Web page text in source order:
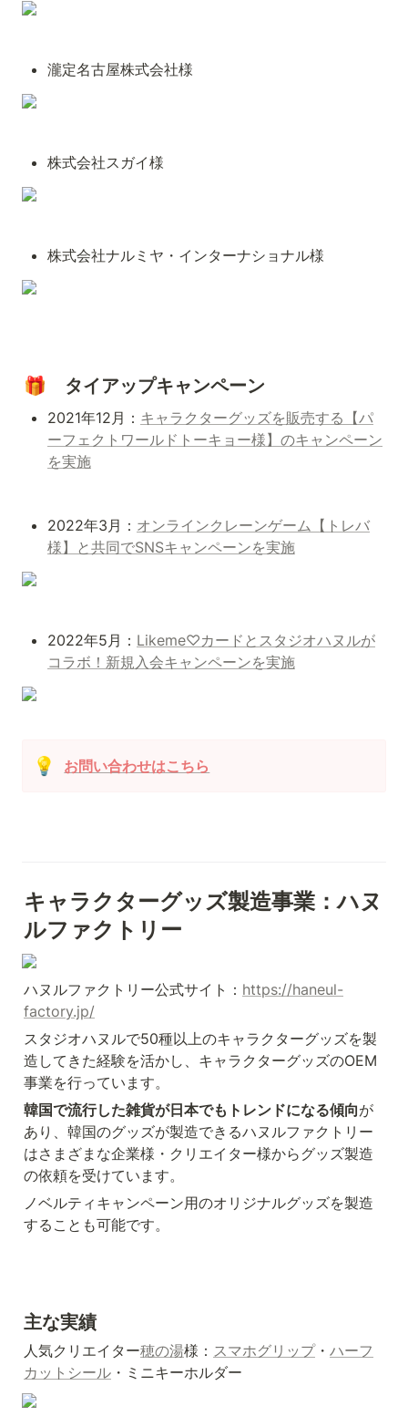
瀧定名古屋株式会社様
株式会社スガイ様
株式会社ナルミヤ・インターナショナル様
🎁 タイアップキャンペーン
2021年12月： キャラクターグッズを販売する【パ
ーフェクトワールドトーキョー様】のキャンペーン
を実施
2022年3月： オンラインクレーンゲーム【トレバ
様】と共同でSNSキャンペーンを実施
2022年5月： Likeme♡カードとスタジオハヌルが
コラボ！新規入会キャンペーンを実施
💡 お問い合わせはこちら
キャラクターグッズ製造事業：ハヌ
ルファクトリー
ハヌルファクトリー公式サイト： https://haneul-
factory.jp/
スタジオハヌルで50種以上のキャラクターグッズを製
造してきた経験を活かし、キャラクターグッズのOEM
事業を行っています。
韓国で流行した雑貨が日本でもトレンドになる傾向が
あり、韓国のグッズが製造できるハヌルファクトリー
はさまざまな企業様・クリエイター様からグッズ製造
の依頼を受けています。
ノベルティキャンペーン用のオリジナルグッズを製造
することも可能です。
主な実績
人気クリエイター穂の湯様： スマホグリップ・ ハーフ
カットシール ・ミニキーホルダー